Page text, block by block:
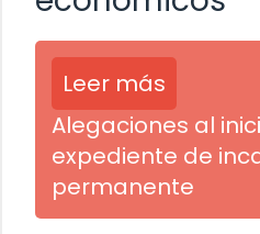
Leer más
Alegaciones al
expediente de
permanente